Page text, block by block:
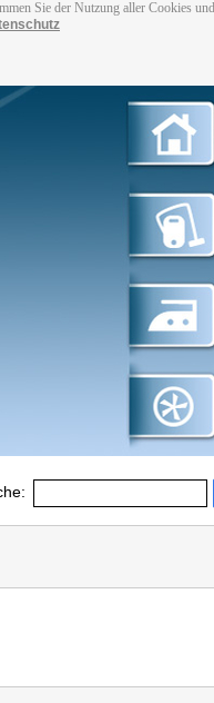
Sie der Nutzung aller Cookies